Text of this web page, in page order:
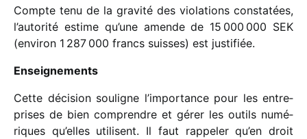
Compte tenu de la gravité des viola­tions consta­tées,
l’autorité estime qu’une amende de 15 000 000 SEK
(envi­ron 1 287 000 francs suisses) est justifiée.
Enseignements
Cette déci­sion souligne l’importance pour les entre­
prises de bien comprendre et gérer les outils numé­
riques qu’elles utilisent. Il faut rappe­ler qu’en droit